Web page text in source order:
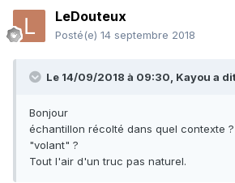
LeDouteux
Posté(e) 14 septembre 2018
Le 14/09/2018 à 09:30, Kayou a
Bonjour
échantillon récolté dans quel contexte
"volant" ?
Tout l'air d'un truc pas naturel.